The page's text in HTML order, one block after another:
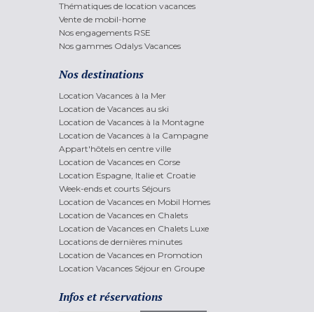
Thématiques de location vacances
Vente de mobil-home
Nos engagements RSE
Nos gammes Odalys Vacances
Nos destinations
Location Vacances à la Mer
Location de Vacances au ski
Location de Vacances à la Montagne
Location de Vacances à la Campagne
Appart'hôtels en centre ville
Location de Vacances en Corse
Location Espagne, Italie et Croatie
Week-ends et courts Séjours
Location de Vacances en Mobil Homes
Location de Vacances en Chalets
Location de Vacances en Chalets Luxe
Locations de dernières minutes
Location de Vacances en Promotion
Location Vacances Séjour en Groupe
Infos et réservations